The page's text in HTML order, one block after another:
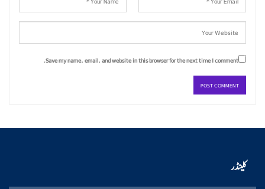
Save my name, email, and website in this browser for the next time I comment.
کلینڈر